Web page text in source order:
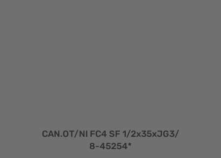
CAN.OT/NI FC4 SF 1/2x35xJG3/
8-45254*